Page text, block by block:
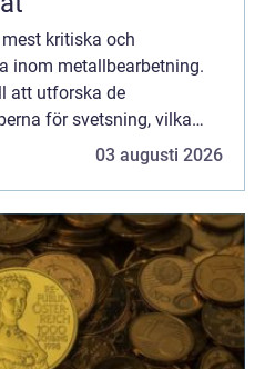
kritiska och
inom metallbearbetning.
att utforska de
för svetsning, vilka
som finns samt deras olika
03 augusti 2026